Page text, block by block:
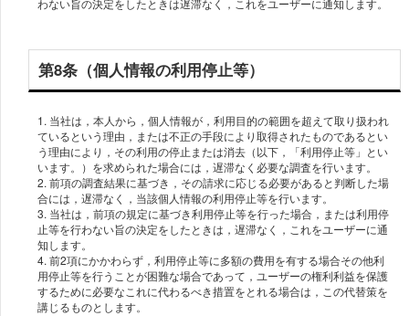
わない旨の決定をしたときは遅滞なく，これをユーザーに通知します。
第8条（個人情報の利用停止等）
1. 当社は，本人から，個人情報が，利用目的の範囲を超えて取り扱われ
ているという理由，または不正の手段により取得されたものであるとい
う理由により，その利用の停止または消去（以下，「利用停止等」とい
います。）を求められた場合には，遅滞なく必要な調査を行います。
2. 前項の調査結果に基づき，その請求に応じる必要があると判断した場
合には，遅滞なく，当該個人情報の利用停止等を行います。
3. 当社は，前項の規定に基づき利用停止等を行った場合，または利用停
止等を行わない旨の決定をしたときは，遅滞なく，これをユーザーに通
知します。
4. 前2項にかかわらず，利用停止等に多額の費用を有する場合その他利
用停止等を行うことが困難な場合であって，ユーザーの権利利益を保護
するために必要なこれに代わるべき措置をとれる場合は，この代替策を
講じるものとします。